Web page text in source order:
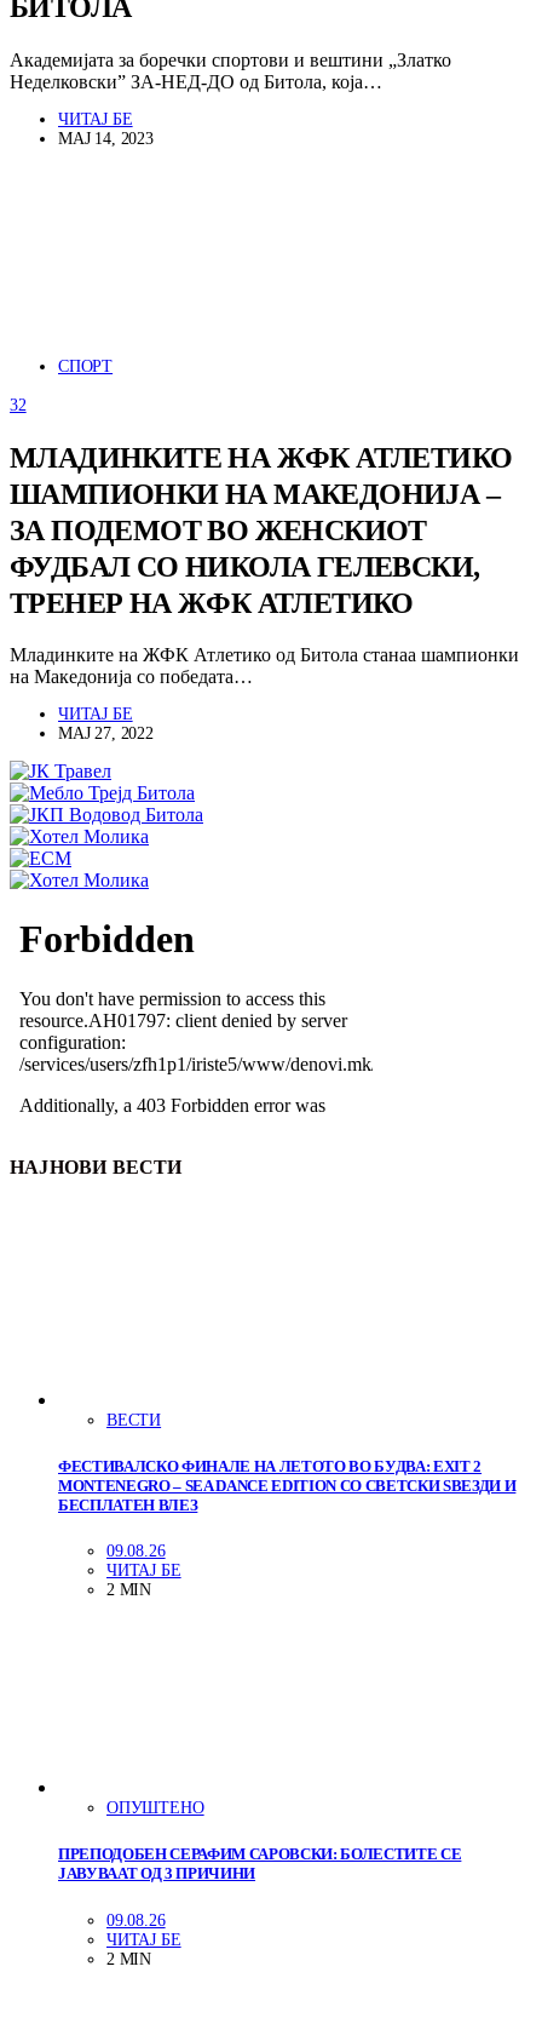
БИТОЛА
Академијата за боречки спортови и вештини „Златко
Неделковски” ЗА-НЕД-ДО од Битола, која…
ЧИТАЈ БЕ
МАЈ 14, 2023
СПОРТ
32
МЛАДИНКИТЕ НА ЖФК АТЛЕТИКО
ШАМПИОНКИ НА МАКЕДОНИЈА –
ЗА ПОДЕМОТ ВО ЖЕНСКИОТ
ФУДБАЛ СО НИКОЛА ГЕЛЕВСКИ,
ТРЕНЕР НА ЖФК АТЛЕТИКО
Младинките на ЖФК Атлетико од Битола станаа шампионки
на Македонија со победата…
ЧИТАЈ БЕ
МАЈ 27, 2022
НАЈНОВИ ВЕСТИ
ВЕСТИ
ФЕСТИВАЛСКО ФИНАЛЕ НА ЛЕТОТО ВО БУДВА: EXIT 2
MONTENEGRO – SEA DANCE EDITION СО СВЕТСКИ ЅВЕЗДИ И
БЕСПЛАТЕН ВЛЕЗ
09.08.26
ЧИТАЈ БЕ
2 MIN
ОПУШТЕНО
ПРЕПОДОБЕН СЕРАФИМ САРОВСКИ: БОЛЕСТИТЕ СЕ
ЈАВУВААТ ОД 3 ПРИЧИНИ
09.08.26
ЧИТАЈ БЕ
2 MIN